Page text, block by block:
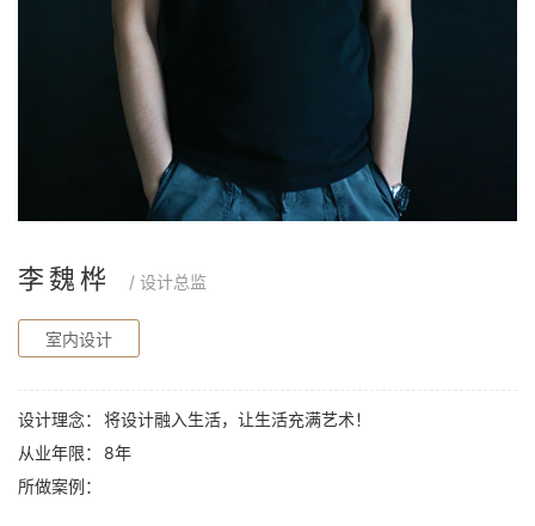
李魏桦 / 设计总监
室内设计
设计理念：
将设计融入生活，让生活充满艺术！
从业年限：
8年
所做案例：